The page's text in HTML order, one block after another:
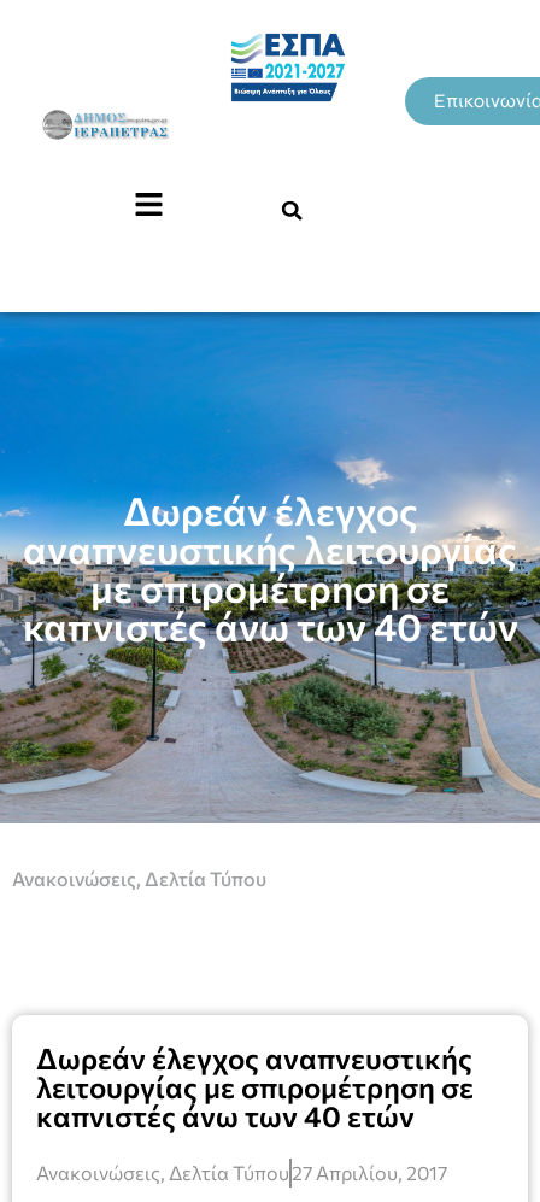
Δωρεάν έλεγχος
αναπνευστικής λειτουργίας
με σπιρομέτρηση σε
καπνιστές άνω των 40 ετών
Ανακοινώσεις Δελτία Τύπου
Δωρεάν έλεγχος αναπνευστικής
λειτουργίας με σπιρομέτρηση σε
καπνιστές άνω των 40 ετών
Ανακοινώσεις Δελτία Τύπου 27 Απριλίου, 2017